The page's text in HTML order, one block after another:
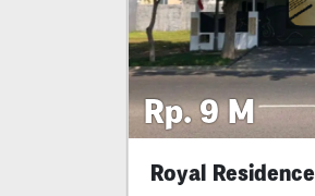
Rp. 9 M
Royal Residence